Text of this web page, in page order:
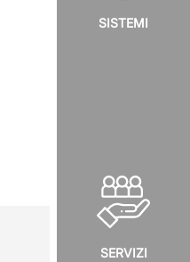
SISTEMI
SERVIZI